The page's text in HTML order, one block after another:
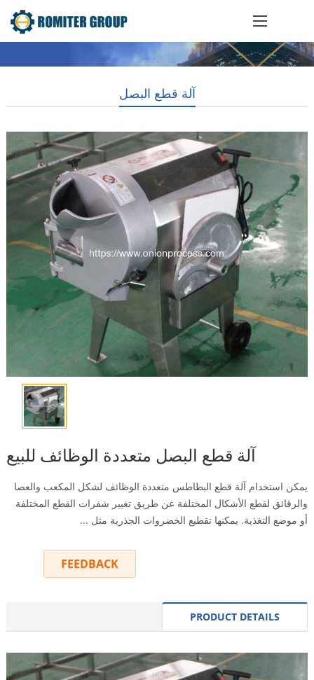
آلة قطع البصل
آلة قطع البصل متعددة الوظائف للبيع
يمكن استخدام آلة قطع البطاطس متعددة الوظائف لشكل المكعب والعصا
والرقائق لقطع الأشكال المختلفة عن طريق تغيير شفرات القطع المختلفة
أو موضع التغذية. يمكنها تقطيع الخضروات الجذرية مثل ...
FEEDBACK
PRODUCT DETAILS